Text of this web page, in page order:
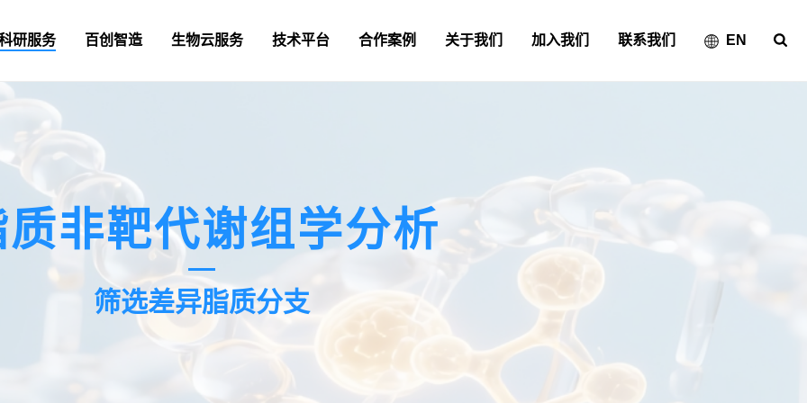
研服务 百创智造 生物云服务 技术平台 合作案例 关于我们 加入我们 联系我们 EN
质非靶代谢组学分析
筛选差异脂质分支